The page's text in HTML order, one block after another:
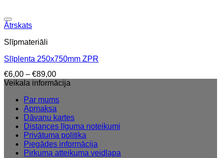
Ātrskats
Slīpmateriāli
Slīplenta 250x750mm ZPR
€6,00 – €89,00Price
range:
through
€89,00
Veikala informācija
Par mums
Apmaksa
Dāvanu kartes
Distances līguma noteikumi
Privātuma politika
Piegādes informācija
Pirkuma atteikuma veidlapa